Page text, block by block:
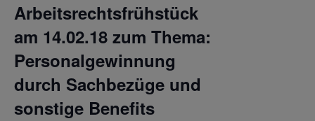
Arbeitsrechtsfrühstück
am 14.02.18 zum Thema:
Personalgewinnung
durch Sachbezüge und
sonstige Benefits